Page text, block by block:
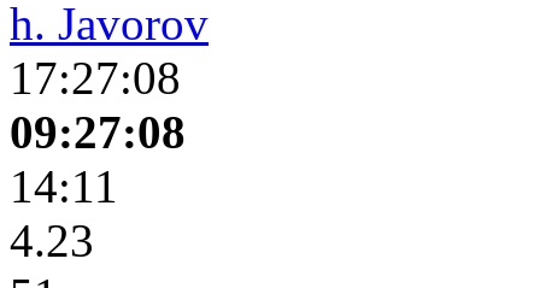
h. Javorov
17:27:08
09:27:08
14:11
4.23